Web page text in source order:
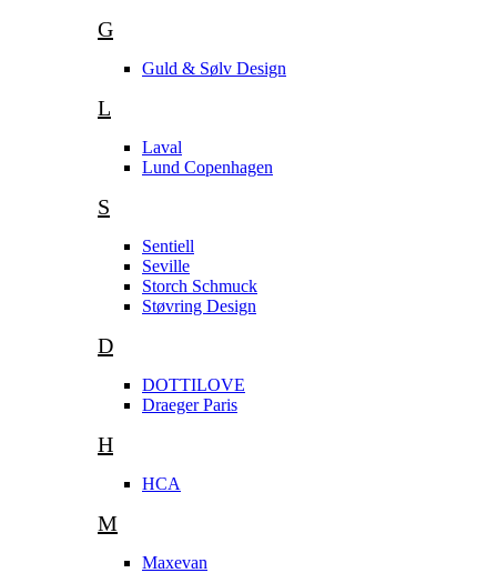
G
Guld & Sølv Design
L
Laval
Lund Copenhagen
S
Sentiell
Seville
Storch Schmuck
Støvring Design
D
DOTTILOVE
Draeger Paris
H
HCA
M
Maxevan